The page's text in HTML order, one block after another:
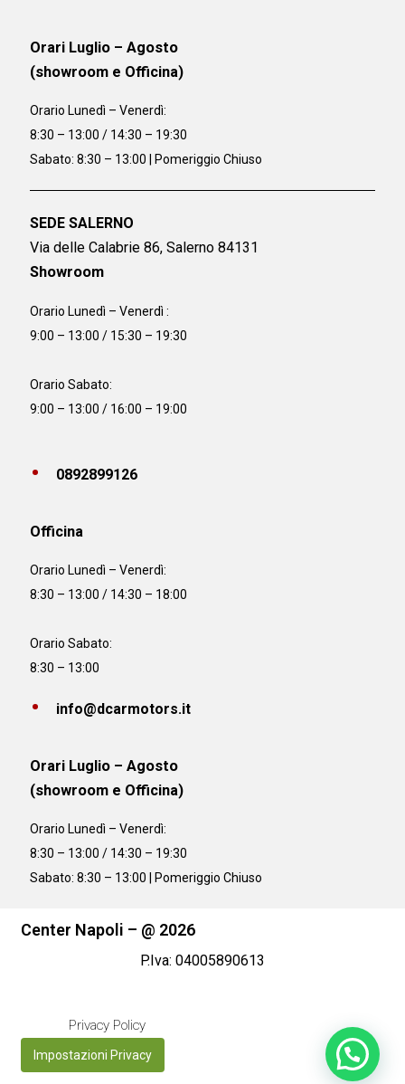
Orari Luglio – Agosto
(showroom e Officina)
Orario Lunedì – Venerdì:
8:30 – 13:00 / 14:30 – 19:30
Sabato: 8:30 – 13:00 | Pomeriggio Chiuso
SEDE SALERNO
Via delle Calabrie 86, Salerno 84131
Showroom
Orario Lunedì – Venerdì :
9:00 – 13:00 / 15:30 – 19:30
Orario Sabato:
9:00 – 13:00 / 16:00 – 19:00
0892899126
Officina
Orario Lunedì – Venerdì:
8:30 – 13:00 / 14:30 – 18:00
Orario Sabato:
8:30 – 13:00
info@dcarmotors.it
Orari Luglio – Agosto
(showroom e Officina)
Orario Lunedì – Venerdì:
8:30 – 13:00 / 14:30 – 19:30
Sabato: 8:30 – 13:00 | Pomeriggio Chiuso
Center Napoli – @ 2026
P.Iva: 04005890613
Privacy Policy
Impostazioni Privacy